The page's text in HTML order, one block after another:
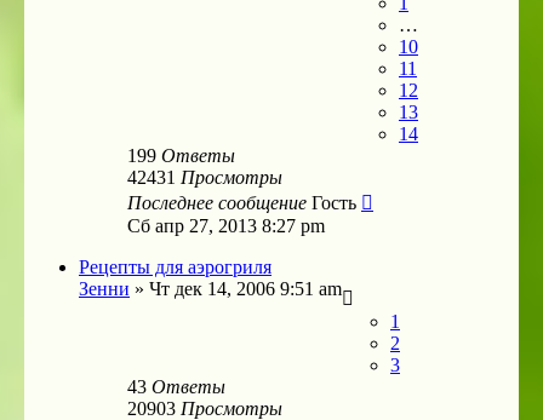
…
10
11
12
13
14
199 Ответы
42431 Просмотры
Последнее сообщение Гость
Сб апр 27, 2013 8:27 pm
Рецепты для аэрогриля
Зенни » Чт дек 14, 2006 9:51 am
1
2
3
43 Ответы
20903 Просмотры